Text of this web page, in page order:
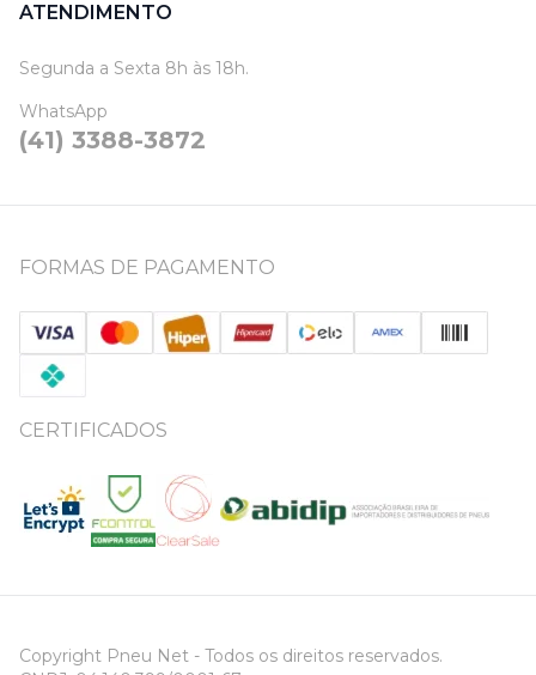
ATENDIMENTO
Segunda a Sexta 8h às 18h.
WhatsApp
(41) 3388-3872
FORMAS DE PAGAMENTO
CERTIFICADOS
Copyright Pneu Net - Todos os direitos reservados.